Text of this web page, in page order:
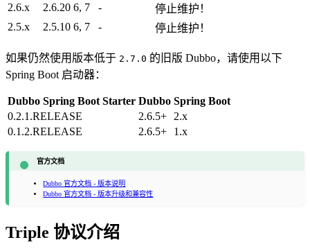
2.6.x
2.6.20 6, 7 -
停止维护！
2.5.x
2.5.10 6, 7 - 停止维护！
如果仍然使用版本低于 2.7.0 的旧版 Dubbo，请使用以下
Spring Boot 启动器：
Dubbo Spring Boot Starter Dubbo Spring Boot
0.2.1.RELEASE
2.6.5+
2.x
0.1.2.RELEASE
2.6.5+ 1.x
官方文档
Dubbo 官方文档 - 版本说明
Dubbo 官方文档 - 版本升级和兼容性
Triple 协议介绍